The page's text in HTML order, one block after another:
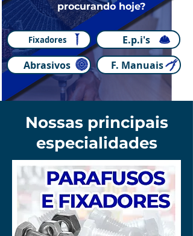
Fixadores
E.p.i's
Abrasivos
F. Manuais
procurando hoje?
Nossas principais
especialidades